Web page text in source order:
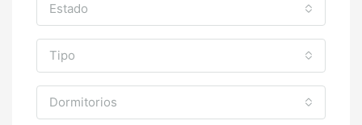
Estado
Tipo
Dormitorios